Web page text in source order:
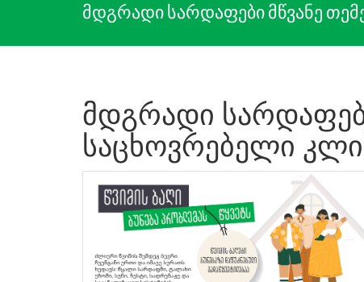
მდგრადი სარდაფები მწვანე
მდგრადი
საცხოვრებელი